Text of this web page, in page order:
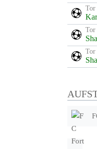
Tor
Tor
Tor